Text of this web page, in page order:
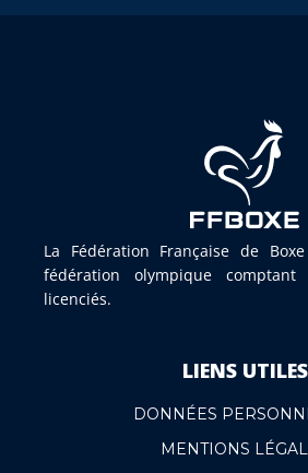
La Fédération Française de
fédération olympique
licenciés.
LIENS UTILES
DONNÉES
MENTIONS